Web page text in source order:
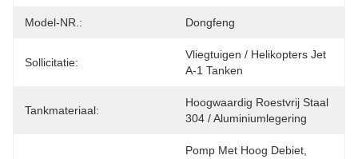
Model-NR.: Dongfeng
Sollicitatie:
Vliegtuigen / Helikopters Jet
A-1 Tanken
Tankmateriaal:
Hoogwaardig Roestvrij Staal
304 / Aluminiumlegering
Pomp Met Hoog Debiet,